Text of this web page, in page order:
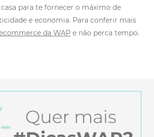
para te fornecer o máximo de
e economia. Para conferir mais
da WAP e não perca tempo.